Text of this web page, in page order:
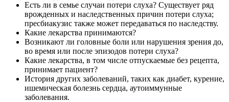
Есть ли в семье случаи потери слуха? Существует ряд
врожденных и наследственных причин потери слуха;
пресбиакузис также может передаваться по наследству.
Какие лекарства принимаются?
Возникают ли головные боли или нарушения зрения до,
во время или после эпизодов потери слуха?
Какие лекарства, в том числе отпускаемые без рецепта,
принимает пациент?
История других заболеваний, таких как диабет, курение,
ишемическая болезнь сердца, аутоиммунные
заболевания.